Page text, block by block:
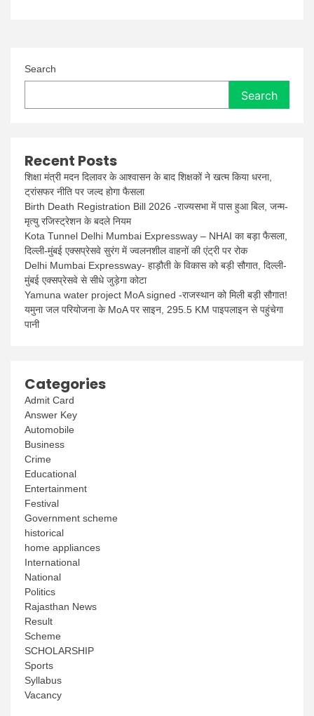
Search
Search
Recent Posts
शिक्षा मंत्री मदन दिलावर के आश्वासन के बाद शिक्षकों ने खत्म किया धरना,
ट्रांसफर नीति पर जल्द होगा फैसला
Birth Death Registration Bill 2026 -राज्यसभा में पास हुआ बिल, जन्म-
मृत्यु रजिस्ट्रेशन के बदले नियम
Kota Tunnel Delhi Mumbai Expressway – NHAI का बड़ा फैसला,
दिल्ली-मुंबई एक्सप्रेसवे सुरंग में ज्वलनशील वाहनों की एंट्री पर रोक
Delhi Mumbai Expressway- हाड़ौती के विकास को बड़ी सौगात, दिल्ली-
मुंबई एक्सप्रेसवे से सीधे जुड़ेगा कोटा
Yamuna water project MoA signed -राजस्थान को मिली बड़ी सौगात!
यमुना जल परियोजना के MoA पर साइन, 295.5 KM पाइपलाइन से पहुंचेगा
पानी
Categories
Admit Card
Answer Key
Automobile
Business
Crime
Educational
Entertainment
Festival
Government scheme
historical
home appliances
International
National
Politics
Rajasthan News
Result
Scheme
SCHOLARSHIP
Sports
Syllabus
Vacancy